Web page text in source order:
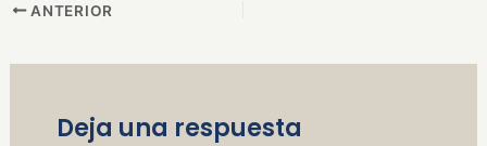
ANTERIOR
Deja una respuesta